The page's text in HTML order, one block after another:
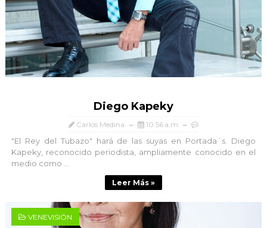
Diego Kapeky
Carlos Medina 10:56 a.m.
"El Rey del Tubazo" hará de las suyas en Portada´s. Diego
Kapeky, reconocido periodista, ampliamente conocido en el
medio como ...
Leer Más »
VENEVISIÓN